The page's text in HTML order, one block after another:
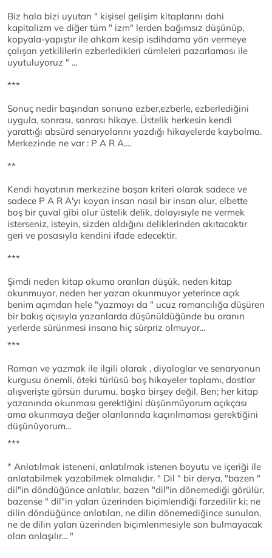
Biz hala bizi uyutan " kişisel gelişim kitaplarını dahi
kapitalizm ve diğer tüm " izm" lerden bağımsız düşünüp,
kopyala-yapıştır ile ahkam kesip isdihdama yön vermeye
çalışan yetkililerin ezberledikleri cümleleri pazarlaması ile
uyutuluyoruz " ...
***
Sonuç nedir başından sonuna ezber,ezberle, ezberlediğini
uygula, sonrası, sonrası hikaye. Üstelik herkesin kendi
yarattığı absürd senaryolarını yazdığı hikayelerde kaybolma.
Merkezinde ne var : P A R A....
**
Kendi hayatının merkezine başarı kriteri olarak sadece ve
sadece P A R A'yı koyan insan nasıl bir insan olur, elbette
boş bir çuval gibi olur üstelik delik, dolayısıyle ne vermek
isterseniz, isteyin, sizden aldığını deliklerinden akıtacaktır
geri ve posasıyla kendini ifade edecektir.
***
Şimdi neden kitap okuma oranları düşük, neden kitap
okunmuyor, neden her yazan okunmuyor yeterince açık
benim açımdan hele "yazmayı da " ucuz romancılığa düşüren
bir bakış açısıyla yazanlarda düşünüldüğünde bu oranın
yerlerde sürünmesi insana hiç sürpriz olmuyor...
***
Roman ve yazmak ile ilgili olarak , diyaloglar ve senaryonun
kurgusu önemli, öteki türlüsü boş hikayeler toplamı, dostlar
alışverişte görsün durumu, başka birşey değil. Ben; her kitap
yazanında okunması gerektiğini düşünmüyorum açıkçası
ama okunmaya değer olanlarında kaçırılmaması gerektiğini
düşünüyorum...
***
* Anlatılmak isteneni, anlatılmak istenen boyutu ve içeriği ile
anlatabilmek yazabilmek olmalıdır. " Dil " bir derya, "bazen "
dil"in döndüğünce anlatılır, bazen "dil"in dönemediği görülür,
bazense " dil"in yalan üzerinden biçimlendiği farzedilir ki; ne
dilin döndüğünce anlatılan, ne dilin dönemediğince sunulan,
ne de dilin yalan üzerinden biçimlenmesiyle son bulmayacak
olan anlaşılır... "